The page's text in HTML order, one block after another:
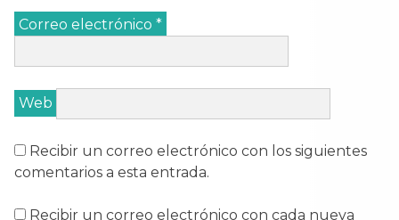
Correo electrónico *
Web
Recibir un correo electrónico con los siguientes
comentarios a esta entrada.
Recibir un correo electrónico con cada nueva